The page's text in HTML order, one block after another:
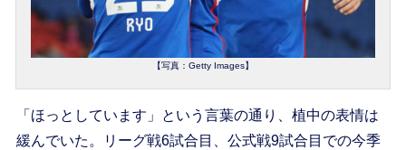
【写真：Getty Images】
「ほっとしています」という言葉の通り、植中の表情は
緩んでいた。リーグ戦6試合目、公式戦9試合目での今季